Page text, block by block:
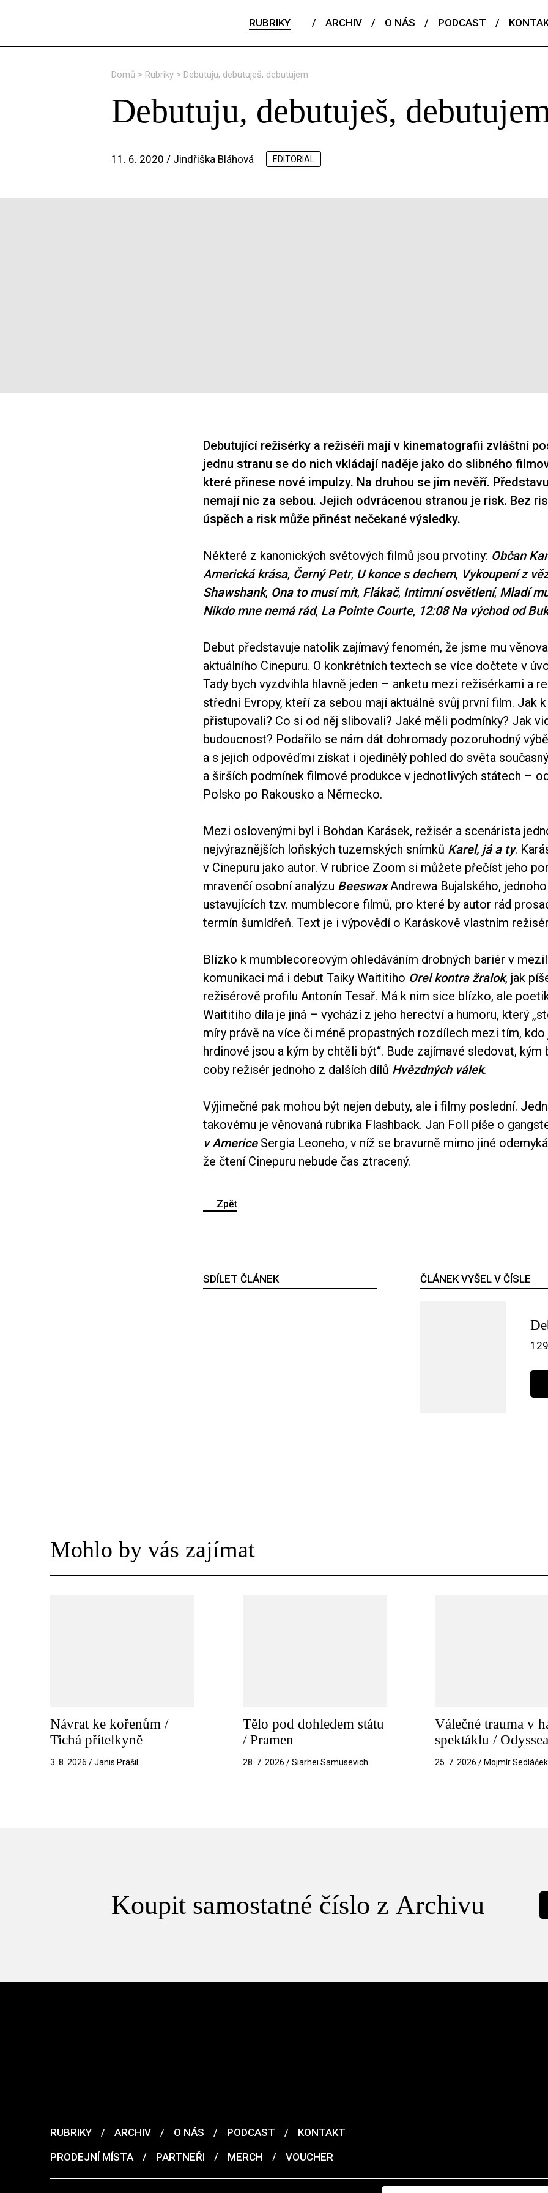
RUBRIKY / ARCHIV / O NÁS / PODCAST /
Domů > Rubriky > Debutuju, debutuješ, debutujem
Debutuju, debutuješ,
11. 6. 2020 / Jindřiška Bláhová EDITORIAL
Debutující režisérky a režiséři mají v kinematografii zvláštní
jednu stranu se do nich vkládají naděje jako do slibného
které přinese nové impulzy. Na druhou se jim nevěří.
nemají nic za sebou. Jejich odvrácenou stranou je risk. Bez
úspěch a risk může přinést nečekané výsledky.
Některé z kanonických světových filmů jsou prvotiny: Občan
Americká krása, Černý Petr, U konce s dechem, Vykoupení z
Shawshank, Ona to musí mít, Flákač, Intimní osvětlení, Mladí
Nikdo mne nemá rád, La Pointe Courte, 12:08 Na východ od
Debut představuje natolik zajímavý fenomén, že jsme mu
aktuálního Cinepuru. O konkrétních textech se více dočtete v
Tady bych vyzdvihla hlavně jeden – anketu mezi režisérkami a
střední Evropy, kteří za sebou mají aktuálně svůj první film. Jak
přistupovali? Co si od něj slibovali? Jaké měli podmínky? Jak
budoucnost? Podařilo se nám dát dohromady pozoruhodný
a s jejich odpověďmi získat i ojedinělý pohled do světa
a širších podmínek filmové produkce v jednotlivých státech –
Polsko po Rakousko a Německo.
Mezi oslovenými byl i Bohdan Karásek, režisér a scenárista
nejvýraznějších loňských tuzemských snímků Karel, já a ty.
v Cinepuru jako autor. V rubrice Zoom si můžete přečíst jeho
mravenčí osobní analýzu BeeswaxAndrewa Bujalského,
ustavujících tzv. mumblecore filmů, pro které by autor rád
termín šumldřeň. Text je i výpovědí o Karáskově vlastním
Blízko k mumblecoreovým ohledáváním drobných bariér v
komunikaci má i debut Taiky Waititiho Orel kontra žralok, jak
režisérově profilu Antonín Tesař. Má k nim sice blízko, ale
Waititiho díla je jiná – vychází z jeho herectví a humoru, který
míry právě na více či méně propastných rozdílech mezi tím, kdo
hrdinové jsou a kým by chtěli být“. Bude zajímavé sledovat, kým
coby režisér jednoho z dalších dílů Hvězdných válek.
Výjimečné pak mohou být nejen debuty, ale i filmy poslední.
takovému je věnovaná rubrika Flashback. Jan Foll píše o
v AmericeSergia Leoneho, v níž se bravurně mimo jiné
že čtení Cinepuru nebude čas ztracený.
Zpět
SDÍLET ČLÁNEK ČLÁNEK VYŠEL V ČÍSLE
Mohlo by vás zajímat
Návrat ke kořenům /
Tichá přítelkyně
3. 8. 2026 / Janis Prášil
Tělo pod dohledem státu
/ Pramen
28. 7. 2026 / Siarhei Samusevich
Válečné trauma v
spektáklu /
25. 7. 2026 / Mojmír Sedláček
Koupit samostatné číslo z Archivu
RUBRIKY / ARCHIV / O NÁS / PODCAST /
KONTAKT
PRODEJNÍ MÍSTA
/ PARTNEŘI / MERCH / VOUCHER